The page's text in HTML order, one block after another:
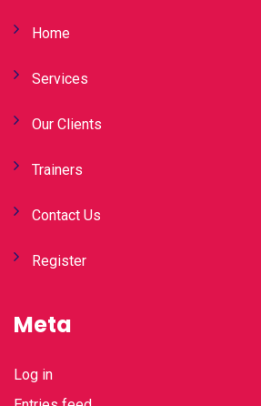
Home
Services
Our Clients
Trainers
Contact Us
Register
Meta
Log in